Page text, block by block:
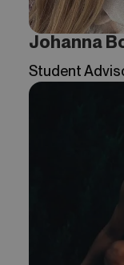
Johanna
Student